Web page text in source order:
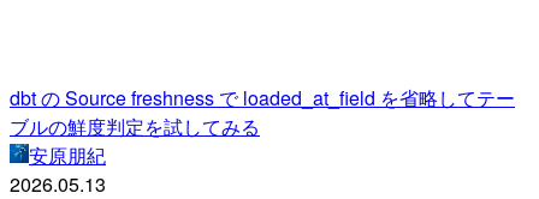
dbt の Source freshness で loaded_at_field を省略してテー
ブルの鮮度判定を試してみる
安原朋紀
2026.05.13